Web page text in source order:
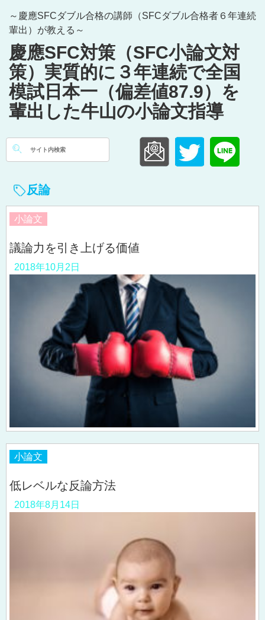
content
～慶應SFCダブル合格の講師（SFCダブル合格者６年連続
輩出）が教える～
慶應SFC対策（SFC小論文対
策）実質的に３年連続で全国
模試日本一（偏差値87.9）を
輩出した牛山の小論文指導
検
索:
反論
小論文
議論力を引き上げる価値
2018年10月2日
小論文
低レベルな反論方法
2018年8月14日